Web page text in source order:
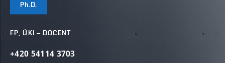
Ph.D.
FP, ÚKI – DOCENT
+420 54114 3703